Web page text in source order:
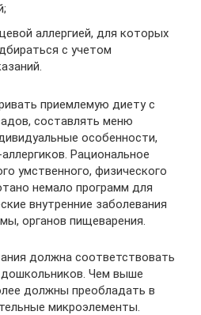
аллергией, для которых
с учетом
приемлемую диету с
составлять меню
особенности,
Рациональное
умственного, физического
немало программ для
внутренние заболевания
органов пищеварения.
должна соответствовать
Чем выше
должны преобладать в
микроэлементы.